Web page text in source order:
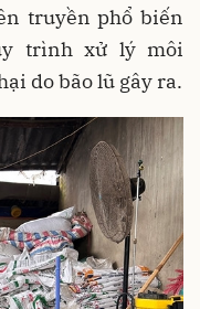
truyền phổ biến
trình xử lý môi
do bão lũ gây ra.